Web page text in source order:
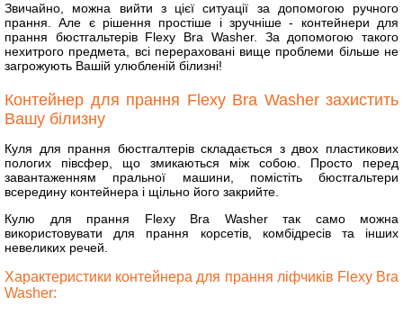
Звичайно, можна вийти з цієї ситуації за допомогою ручного
прання. Але є рішення простіше і зручніше - контейнери для
прання бюстгальтерів Flexy Bra Washer. За допомогою такого
нехитрого предмета, всі перераховані вище проблеми більше не
загрожують Вашій улюбленій білизні!
Контейнер для прання Flexy Bra Washer захистить
Вашу білизну
Куля для прання бюстгалтерів складається з двох пластикових
пологих півсфер, що змикаються між собою. Просто перед
завантаженням пральної машини, помістіть бюстгальтери
всередину контейнера і щільно його закрийте.
Кулю для прання Flexy Bra Washer так само можна
використовувати для прання корсетів, комбідресів та інших
невеликих речей.
Характеристики контейнера для прання ліфчиків Flexy Bra
Washer: